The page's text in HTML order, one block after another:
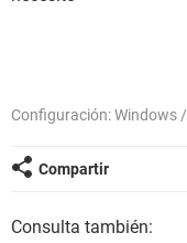
Configuración: Windows
Compartir
Consulta también: